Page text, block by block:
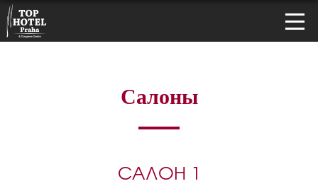
Салоны
САЛОН 1